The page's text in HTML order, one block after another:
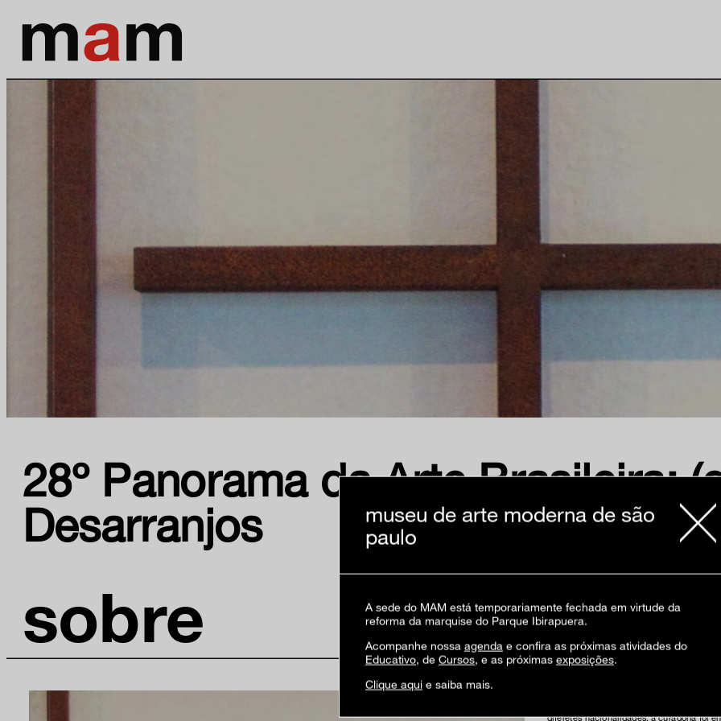
28º Panorama da Arte Brasileira:
Desarranjos
sobre
O 28º Panorama propôs uma
diferetes nacionalidades, a curadoria foi
museu de arte moderna de são
paulo
A sede do MAM está temporariamente fechada em virtude da
reforma da marquise do Parque Ibirapuera.
Acompanhe nossa agenda e confira as próximas atividades do
Educativo, de Cursos, e as próximas exposições.
Clique aqui e saiba mais.